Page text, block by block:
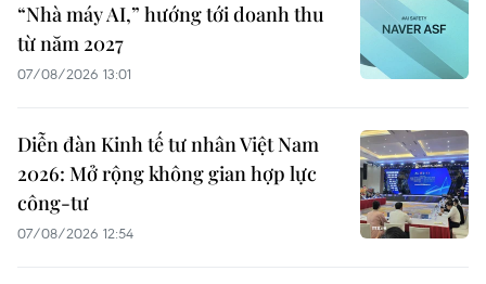
“Nhà máy AI,” hướng tới doanh thu
từ năm 2027
07/08/2026 13:01
Diễn đàn Kinh tế tư nhân Việt Nam
2026: Mở rộng không gian hợp lực
công-tư
07/08/2026 12:54